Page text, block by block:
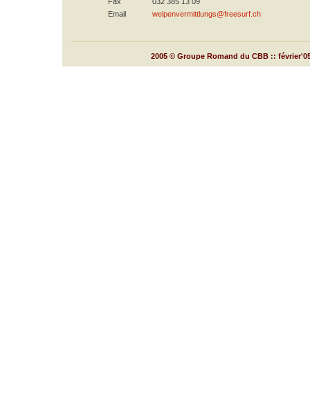
Email
welpenvermittlungs@freesurf.ch
2005 © Groupe Romand du CBB ::